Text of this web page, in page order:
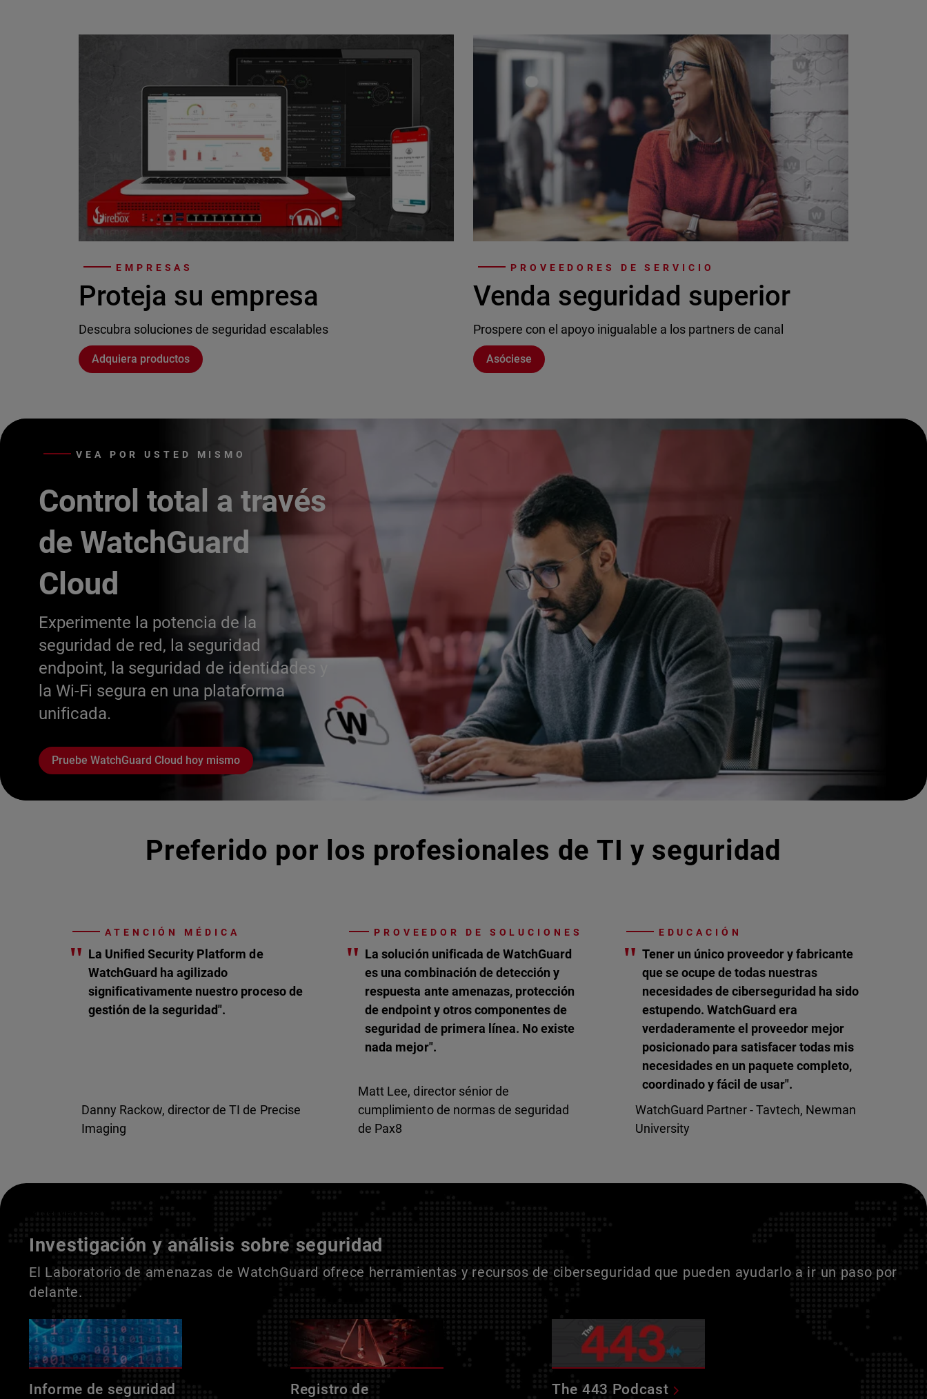
EMPRESAS
Proteja su empresa
Descubra soluciones de seguridad escalables
Adquiera productos
PROVEEDORES DE SERVICIO
Venda seguridad superior
Prospere con el apoyo inigualable a los partners de canal
Asóciese
VEA POR USTED MISMO
Control total a través
de WatchGuard
Cloud
Experimente la potencia de la
seguridad de red, la seguridad
endpoint, la seguridad de identidades y
la Wi-Fi segura en una plataforma
unificada.
Pruebe WatchGuard Cloud hoy mismo
Preferido por los profesionales de TI y seguridad
ATENCIÓN MÉDICA
" La Unified Security Platform de
WatchGuard ha agilizado
significativamente nuestro proceso de
gestión de la seguridad".
Danny Rackow, director de TI de Precise
Imaging
PROVEEDOR DE SOLUCIONES
" La solución unificada de WatchGuard
es una combinación de detección y
respuesta ante amenazas, protección
de endpoint y otros componentes de
seguridad de primera línea. No existe
nada mejor".
Matt Lee, director sénior de
cumplimiento de normas de seguridad
de Pax8
EDUCACIÓN
" Tener un único proveedor y fabricante
que se ocupe de todas nuestras
necesidades de ciberseguridad ha sido
estupendo. WatchGuard era
verdaderamente el proveedor mejor
posicionado para satisfacer todas mis
necesidades en un paquete completo,
coordinado y fácil de usar".
WatchGuard Partner - Tavtech, Newman
University
Investigación y análisis sobre seguridad
El Laboratorio de amenazas de WatchGuard ofrece herramientas y recursos de ciberseguridad que pueden ayudarlo a ir un paso por
delante.
Informe de seguridad
Registro de
The 443 Podcast